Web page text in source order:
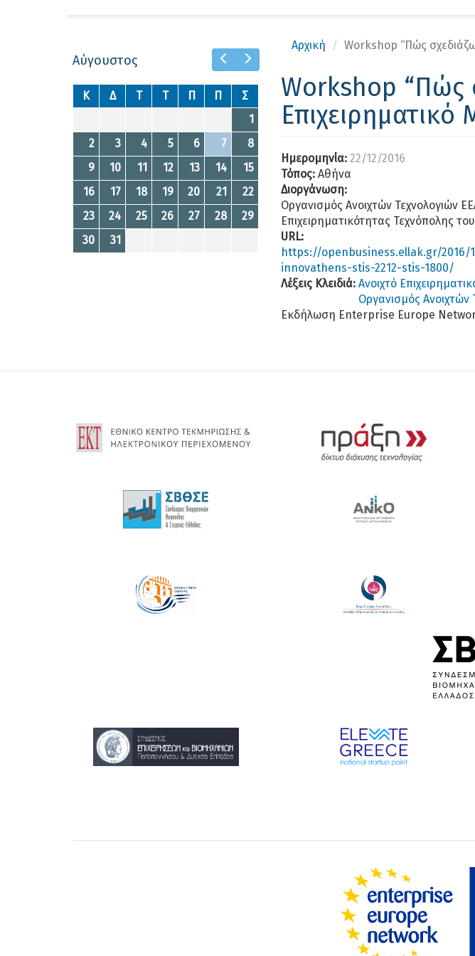
Prev
Αύγουστος
Κ Δ Τ Τ Π Π
Σ
1
2
3 4 5 6 7
8
9
10 11 12 13 14
15
16
17 18 19 20 21
22
23
24 25 26 27 28
29
30
31
Αρχική Workshop “Πώς σχεδιάζω
Workshop “Πώς
Επιχειρηματικό
Ημερομηνία: 22/12/2016
Τόπος: Αθήνα
Διοργάνωση:
Οργανισμός Ανοιχτών Τεχνολογιών
Επιχειρηματικότητας Τεχνόπολης
URL:
https://openbusiness.ellak.gr/
innovathens-stis-2212-stis-1800/
Λέξεις Κλειδιά: Ανοιχτό
Οργανισμός Ανοιχτών
Εκδήλωση Enterprise Europe